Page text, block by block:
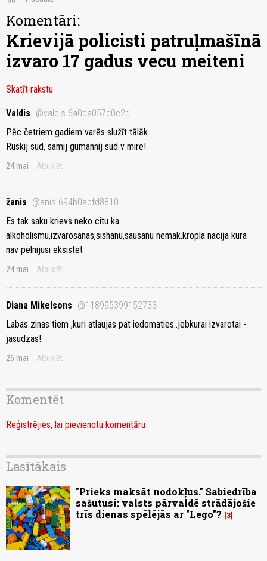
Komentāri:
Krievijā policisti patruļmašīnā
izvaro 17 gadus vecu meiteni
Skatīt rakstu
Valdis @valdis.6a0ca057b0c2d
Pēc četriem gadiem varēs služīt tālāk.
Ruskij sud, samij gumannij sud v mire!
24.mai Atbildēt
žanis @anis.694b0abfd8810
Es tak saku krievs neko citu ka
alkoholismu,izvarosanas,sishanu,sausanu nemak.kropla nacija kura
nav pelnijusi eksistet
24.mai Atbildēt
Diana Mikelsons @118995399152733
Labas zinas tiem ,kuri atlaujas pat iedomaties..jebkurai izvarotai -
jasudzas!
26.mai Atbildēt
Komentēt
Reģistrējies, lai pievienotu komentāru
Lasītākais
"Prieks maksāt nodokļus." Sabiedrība
sašutusi: valsts pārvaldē strādājošie
trīs dienas spēlējās ar "Lego"? 3